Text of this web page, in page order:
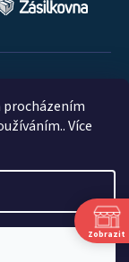
procházením
Více
Zobrazit